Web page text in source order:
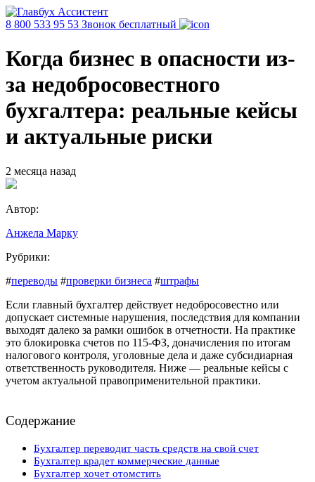
8 800 533 95 53 Звонок бесплатный
Когда бизнес в опасности из-
за недобросовестного
бухгалтера: реальные кейсы
и актуальные риски
2 месяца назад
Автор:
Анжела Марку
Рубрики:
#переводы #проверки бизнеса #штрафы
Если главный бухгалтер действует недобросовестно или
допускает системные нарушения, последствия для компании
выходят далеко за рамки ошибок в отчетности. На практике
это блокировка счетов по 115‑ФЗ, доначисления по итогам
налогового контроля, уголовные дела и даже субсидиарная
ответственность руководителя. Ниже — реальные кейсы с
учетом актуальной правоприменительной практики.
Содержание
Бухгалтер переводит часть средств на свой счет
Бухгалтер крадет коммерческие данные
Бухгалтер хочет отомстить